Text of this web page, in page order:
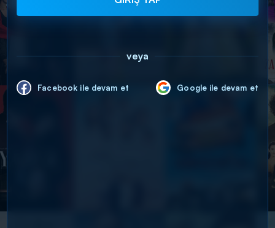
veya
Facebook ile devam et Google ile devam et